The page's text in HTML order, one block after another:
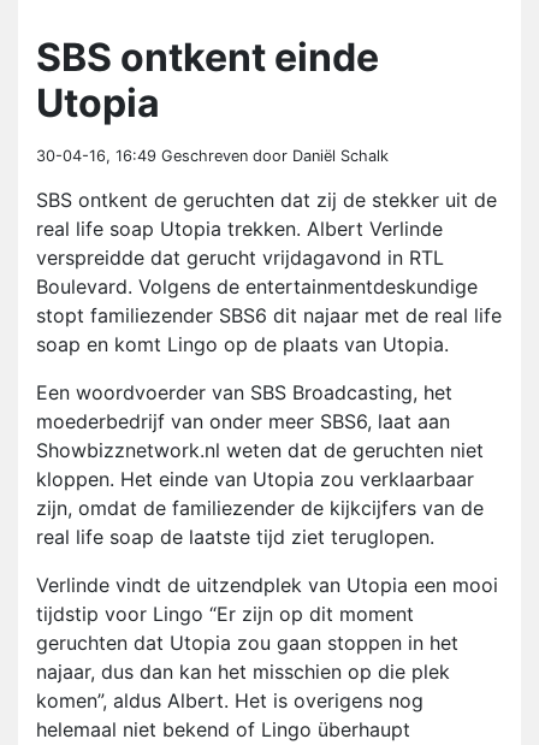
SBS ontkent einde
Utopia
30-04-16, 16:49 Geschreven door Daniël Schalk
SBS ontkent de geruchten dat zij de stekker uit de
real life soap Utopia trekken. Albert Verlinde
verspreidde dat gerucht vrijdagavond in RTL
Boulevard. Volgens de entertainmentdeskundige
stopt familiezender SBS6 dit najaar met de real life
soap en komt Lingo op de plaats van Utopia.
Een woordvoerder van SBS Broadcasting, het
moederbedrijf van onder meer SBS6, laat aan
Showbizznetwork.nl weten dat de geruchten niet
kloppen. Het einde van Utopia zou verklaarbaar
zijn, omdat de familiezender de kijkcijfers van de
real life soap de laatste tijd ziet teruglopen.
Verlinde vindt de uitzendplek van Utopia een mooi
tijdstip voor Lingo “Er zijn op dit moment
geruchten dat Utopia zou gaan stoppen in het
najaar, dus dan kan het misschien op die plek
komen”, aldus Albert. Het is overigens nog
helemaal niet bekend of Lingo überhaupt